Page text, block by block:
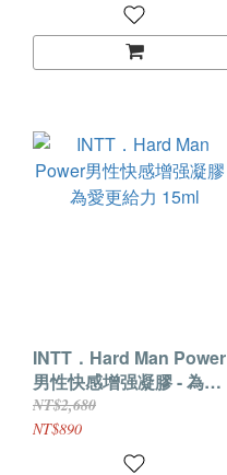
INTT．Hard Man Power
男性快感增强凝膠 - 為愛
更給力 15ml
NT$2,680
NT$890